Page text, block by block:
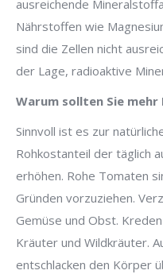
ausreichende
Nährstoffen wie
sind die Zellen nicht
der Lage, radioaktive
Warum sollten Sie
Sinnvoll ist es zur
Rohkostanteil der täglich
erhöhen. Rohe Tomaten
Gründen vorzuziehen.
Gemüse und Obst.
Kräuter und Wildkräuter.
entschlacken den Körper